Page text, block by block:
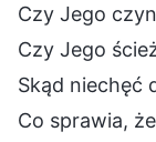
Czy Jego
Czy Jego
Skąd niechęć
Co sprawia,